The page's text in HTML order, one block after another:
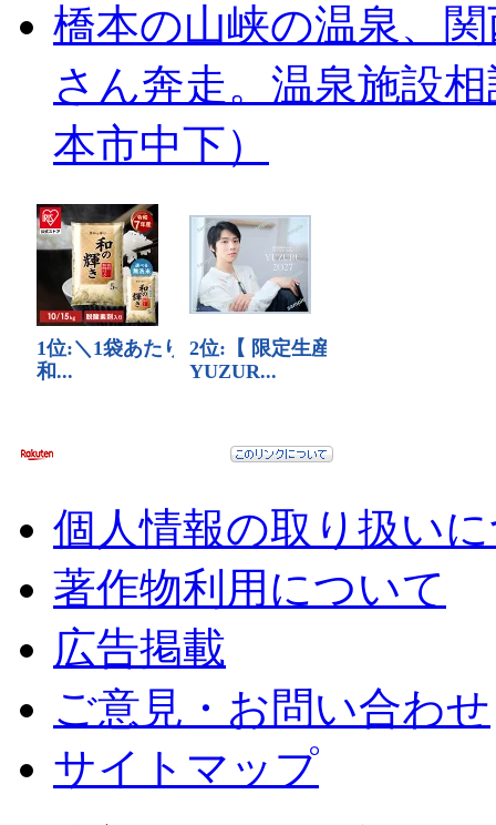
橋本の山峡の温泉、
さん奔走。温泉施設
本市中下）
個人情報の取り扱い
著作物利用について
広告掲載
ご意見・お問い合わせ
サイトマップ